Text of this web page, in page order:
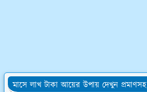
মাসে লাখ টাকা আয়ের উপায় দেখুন প্রমাণসহ